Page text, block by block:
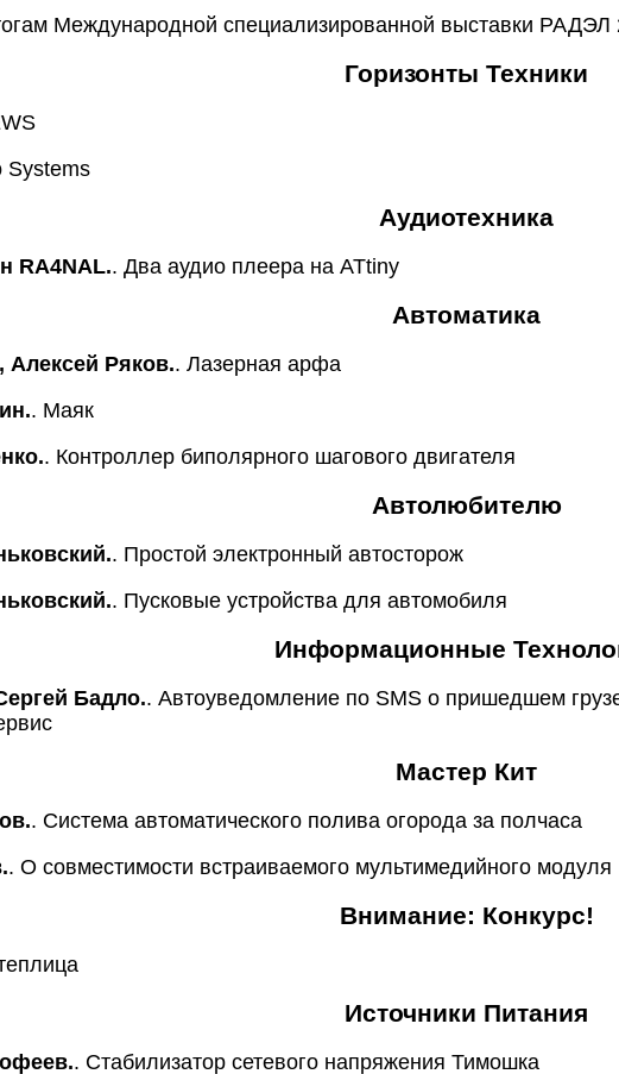
Международной специализированной выставки РАДЭЛ
Горизонты Техники
Systems
Аудиотехника
RA4NAL.. Два аудио плеера на ATtiny
Автоматика
Алексей Ряков.. Лазерная арфа
. Маяк
. Контроллер биполярного шагового двигателя
Автолюбителю
. Простой электронный автосторож
. Пусковые устройства для автомобиля
Информационные
Бадло.. Автоуведомление по SMS о пришедшем
Мастер Кит
. Система автоматического полива огорода за полчаса
. О совместимости встраиваемого мультимедийного
Внимание: Конкурс!
Источники Питания
. Стабилизатор сетевого напряжения Тимошка